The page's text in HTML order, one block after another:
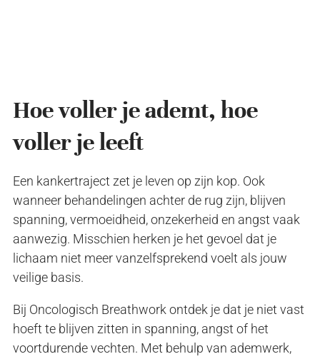
Hoe voller je ademt, hoe
voller je leeft
Een kankertraject zet je leven op zijn kop. Ook
wanneer behandelingen achter de rug zijn, blijven
spanning, vermoeidheid, onzekerheid en angst vaak
aanwezig. Misschien herken je het gevoel dat je
lichaam niet meer vanzelfsprekend voelt als jouw
veilige basis.
Bij Oncologisch Breathwork ontdek je dat je niet vast
hoeft te blijven zitten in spanning, angst of het
voortdurende vechten. Met behulp van ademwerk,